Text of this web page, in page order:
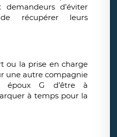
d’éviter
récupérer leurs
ou la prise en charge
une autre compagnie
époux G d’être à
à temps pour la